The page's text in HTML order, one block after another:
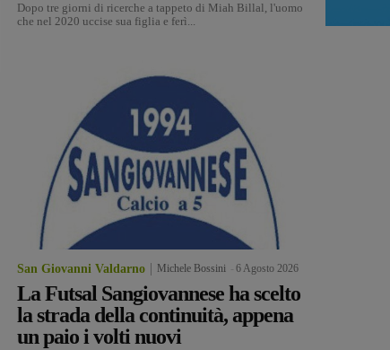
Dopo tre giorni di ricerche a tappeto di Miah Billal, l'uomo
che nel 2020 uccise sua figlia e ferì...
San Giovanni Valdarno Michele Bossini 6 Agosto 2026
La Futsal Sangiovannese ha scelto
la strada della continuità, appena
un paio i volti nuovi